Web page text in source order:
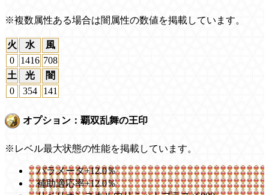
※複数属性ある場合は闇属性の数値を掲載しています。
火 水
風
0
1416 708
土
光
闇
0
354 141
オプション：覇双乱舞の王印
※レベル最大状態の性能を掲載しています。
パラメータ+12.0％
補助適応率+12.0％